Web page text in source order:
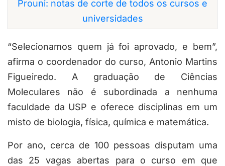
Prouni: notas de corte de todos os cursos e
universidades
“Selecionamos quem já foi aprovado, e bem”,
afirma o coordenador do curso, Antonio Martins
Figueiredo. A graduação de Ciências
Moleculares não é subordinada a nenhuma
faculdade da USP e oferece disciplinas em um
misto de biologia, física, química e matemática.
Por ano, cerca de 100 pessoas disputam uma
das 25 vagas abertas para o curso em que